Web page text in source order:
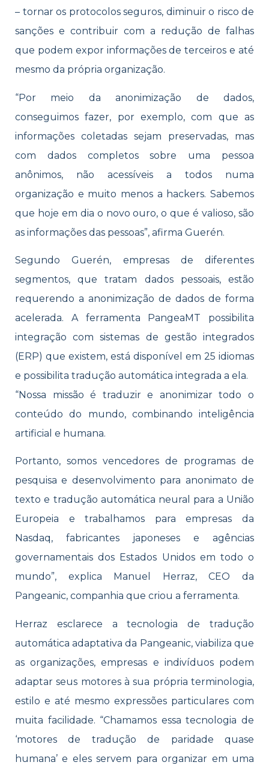
– tornar os protocolos seguros, diminuir o risco de
sanções e contribuir com a redução de falhas
que podem expor informações de terceiros e até
mesmo da própria organização.
“Por meio da anonimização de dados,
conseguimos fazer, por exemplo, com que as
informações coletadas sejam preservadas, mas
com dados completos sobre uma pessoa
anônimos, não acessíveis a todos numa
organização e muito menos a hackers. Sabemos
que hoje em dia o novo ouro, o que é valioso, são
as informações das pessoas”, afirma Guerén.
Segundo Guerén, empresas de diferentes
segmentos, que tratam dados pessoais, estão
requerendo a anonimização de dados de forma
acelerada. A ferramenta PangeaMT possibilita
integração com sistemas de gestão integrados
(ERP) que existem, está disponível em 25 idiomas
e possibilita tradução automática integrada a ela.
“Nossa missão é traduzir e anonimizar todo o
conteúdo do mundo, combinando inteligência
artificial e humana.
Portanto, somos vencedores de programas de
pesquisa e desenvolvimento para anonimato de
texto e tradução automática neural para a União
Europeia e trabalhamos para empresas da
Nasdaq, fabricantes japoneses e agências
governamentais dos Estados Unidos em todo o
mundo”, explica Manuel Herraz, CEO da
Pangeanic, companhia que criou a ferramenta.
Herraz esclarece a tecnologia de tradução
automática adaptativa da Pangeanic, viabiliza que
as organizações, empresas e indivíduos podem
adaptar seus motores à sua própria terminologia,
estilo e até mesmo expressões particulares com
muita facilidade. “Chamamos essa tecnologia de
‘motores de tradução de paridade quase
humana’ e eles servem para organizar em uma